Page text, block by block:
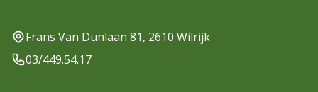
Frans Van Dunlaan 81, 2610 Wilrijk
03/449.54.17